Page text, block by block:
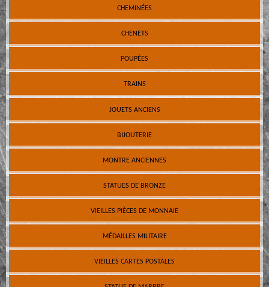
CHEMINÉES
CHENETS
POUPÉES
TRAINS
JOUETS ANCIENS
BIJOUTERIE
MONTRE ANCIENNES
STATUES DE BRONZE
VIEILLES PIÈCES DE MONNAIE
MÉDAILLES MILITAIRE
VIEILLES CARTES POSTALES